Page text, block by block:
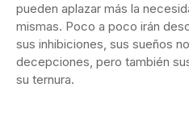
pueden aplazar más la
mismas. Poco a poco irán
sus inhibiciones, sus sueños
decepciones, pero también
su ternura.